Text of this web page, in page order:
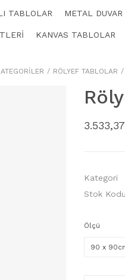
TABLOLAR METAL DUVAR
KANVAS TABLOLAR
RÖLYEF TABLOLAR
Kategori
Stok Kodu
Ölçü
90 x